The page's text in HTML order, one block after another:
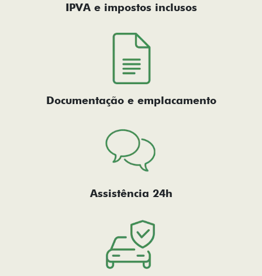
IPVA e impostos inclusos
Documentação e emplacamento
Assistência 24h